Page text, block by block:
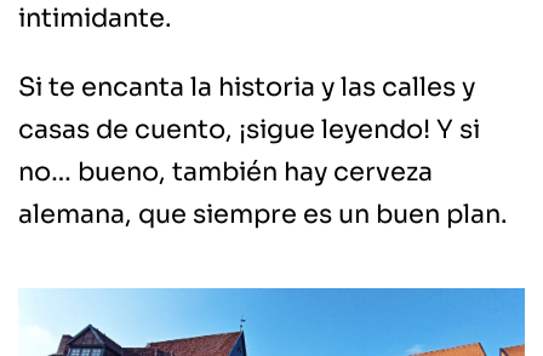
intimidante.
Si te encanta la historia y las calles y
casas de cuento, ¡sigue leyendo! Y si
no… bueno, también hay cerveza
alemana, que siempre es un buen plan.